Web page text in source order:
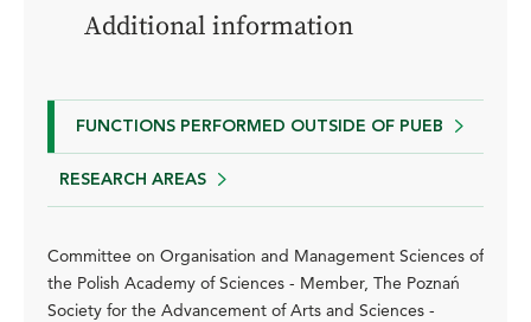
Additional information
FUNCTIONS PERFORMED OUTSIDE OF PUEB
RESEARCH AREAS
Committee on Organisation and Management Sciences of
the Polish Academy of Sciences - Member, The Poznań
Society for the Advancement of Arts and Sciences -